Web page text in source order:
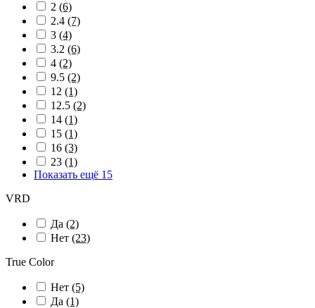
2 (6)
2.4 (7)
3 (4)
3.2 (6)
4 (2)
9.5 (2)
12 (1)
12.5 (2)
14 (1)
15 (1)
16 (3)
23 (1)
Показать ещё 15
VRD
Да (2)
Нет (23)
True Color
Нет (5)
Да (1)